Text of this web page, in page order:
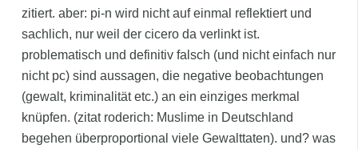
zitiert. aber: pi-n wird nicht auf einmal reflektiert und
sachlich, nur weil der cicero da verlinkt ist.
problematisch und definitiv falsch (und nicht einfach nur
nicht pc) sind aussagen, die negative beobachtungen
(gewalt, kriminalität etc.) an ein einziges merkmal
knüpfen. (zitat roderich: Muslime in Deutschland
begehen überproportional viele Gewalttaten). und? was